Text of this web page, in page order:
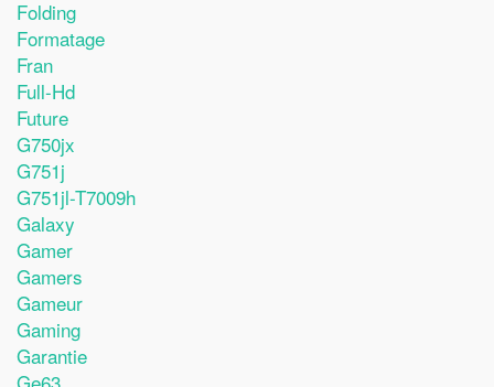
Folding
Formatage
Fran
Full-Hd
Future
G750jx
G751j
G751jl-T7009h
Galaxy
Gamer
Gamers
Gameur
Gaming
Garantie